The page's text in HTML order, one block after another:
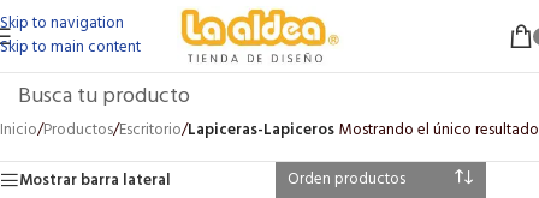
Skip to navigation
Skip to main content
Inicio/Productos/Escritorio/Lapiceras-LapicerosMostrando el único resultado
Mostrar barra lateral